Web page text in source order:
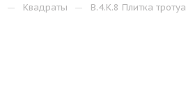
— Квадраты — В.4.К.8 Плитка